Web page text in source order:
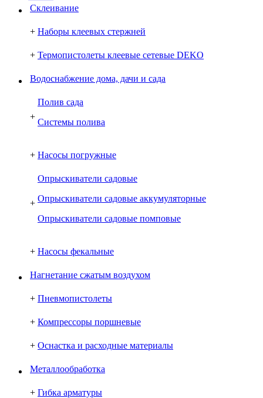
Склеивание
+ Наборы клеевых стержней
+ Термопистолеты клеевые сетевые DEKO
Водоснабжение дома, дачи и сада
+
Полив сада
Системы полива
+ Насосы погружные
+
Опрыскиватели садовые
Опрыскиватели садовые аккумуляторные
Опрыскиватели садовые помповые
+ Насосы фекальные
Нагнетание сжатым воздухом
+ Пневмопистолеты
+ Компрессоры поршневые
+ Оснастка и расходные материалы
Металлообработка
+ Гибка арматуры